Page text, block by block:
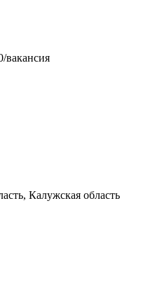
вакансия
Калужская область